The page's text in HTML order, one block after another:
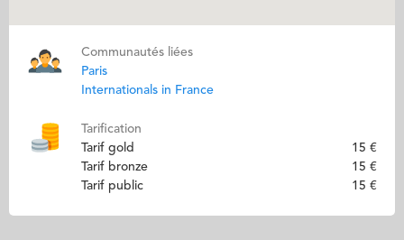
Communautés liées
Paris
Internationals in France
Tarification
Tarif gold
15 €
Tarif bronze
15 €
Tarif public
15 €